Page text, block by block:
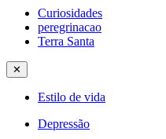
Curiosidades
peregrinacao
Terra Santa
✕
Estilo de vida
Depressão